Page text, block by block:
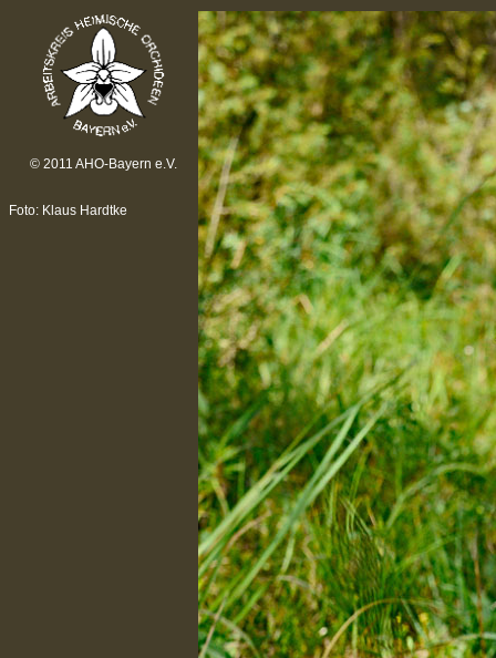
© 2011 AHO-Bayern e.V.
Foto: Klaus Hardtke